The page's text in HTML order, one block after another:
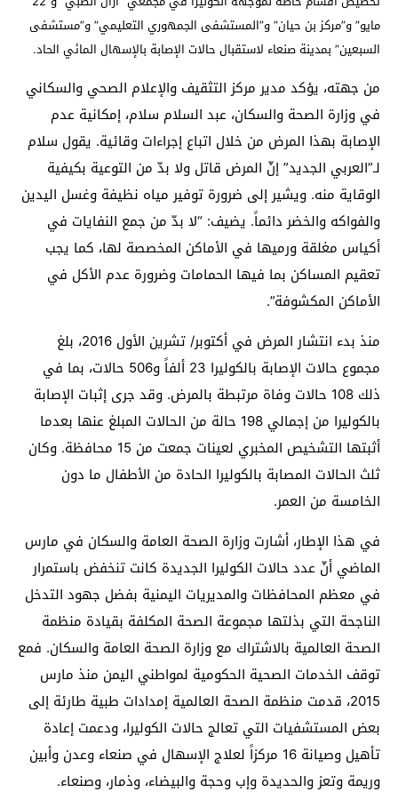
مايو” و”مركز بن حيان” و”المستشفى الجمهوري التعليمي” و”مستشفى
السبعين” بمدينة صنعاء لاستقبال حالات الإصابة بالإسهال المائي الحاد.
من جهته، يؤكد مدير مركز التثقيف والإعلام الصحي والسكاني
في وزارة الصحة والسكان، عبد السلام سلام، إمكانية عدم
الإصابة بهذا المرض من خلال اتباع إجراءات وقائية. يقول سلام
لـ”العربي الجديد” إنّ المرض قاتل ولا بدّ من التوعية بكيفية
الوقاية منه. ويشير إلى ضرورة توفير مياه نظيفة وغسل اليدين
والفواكه والخضر دائماً. يضيف: “لا بدّ من جمع النفايات في
أكياس مغلقة ورميها في الأماكن المخصصة لها، كما يجب
تعقيم المساكن بما فيها الحمامات وضرورة عدم الأكل في
الأماكن المكشوفة”.
منذ بدء انتشار المرض في أكتوبر/ تشرين الأول 2016، بلغ
مجموع حالات الإصابة بالكوليرا 23 ألفاً و506 حالات، بما في
ذلك 108 حالات وفاة مرتبطة بالمرض. وقد جرى إثبات الإصابة
بالكوليرا من إجمالي 198 حالة من الحالات المبلغ عنها بعدما
أثبتها التشخيص المخبري لعينات جمعت من 15 محافظة. وكان
ثلث الحالات المصابة بالكوليرا الحادة من الأطفال ما دون
الخامسة من العمر.
في هذا الإطار، أشارت وزارة الصحة العامة والسكان في مارس
الماضي أنّ عدد حالات الكوليرا الجديدة كانت تنخفض باستمرار
في معظم المحافظات والمديريات اليمنية بفضل جهود التدخل
الناجحة التي بذلتها مجموعة الصحة المكلفة بقيادة منظمة
الصحة العالمية بالاشتراك مع وزارة الصحة العامة والسكان. فمع
توقف الخدمات الصحية الحكومية لمواطني اليمن منذ مارس
2015، قدمت منظمة الصحة العالمية إمدادات طبية طارئة إلى
بعض المستشفيات التي تعالج حالات الكوليرا، ودعمت إعادة
تأهيل وصيانة 16 مركزاً لعلاج الإسهال في صنعاء وعدن وأبين
وريمة وتعز والحديدة وإب وحجة والبيضاء، وذمار، وصنعاء.